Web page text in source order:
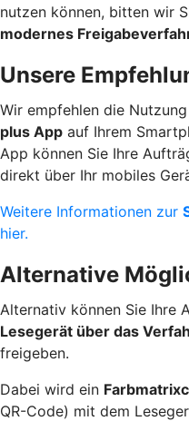
nutzen können, bitten wir
modernes
Unsere
Wir empfehlen die
plus App auf Ihrem
App können Sie Ihre
direkt über Ihr mobiles
Weitere Informationen zur
hier.
Alternative
Alternativ können Sie Ihre
Lesegerät über das
freigeben.
Dabei wird ein
QR-Code) mit dem